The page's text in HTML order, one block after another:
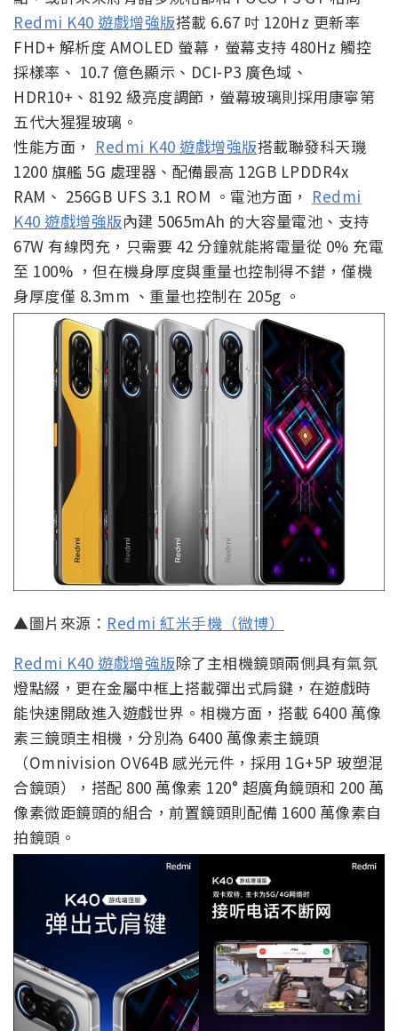
Redmi K40 遊戲增強版搭載 6.67 吋 120Hz 更新率
FHD+ 解析度 AMOLED 螢幕，螢幕支持 480Hz 觸控
採樣率、 10.7 億色顯示、DCI-P3 廣色域、
HDR10+、8192 級亮度調節，螢幕玻璃則採用康寧第
五代大猩猩玻璃。
性能方面， Redmi K40 遊戲增強版搭載聯發科天璣
1200 旗艦 5G 處理器、配備最高 12GB LPDDR4x
RAM、 256GB UFS 3.1 ROM 。電池方面， Redmi
K40 遊戲增強版內建 5065mAh 的大容量電池、支持
67W 有線閃充，只需要 42 分鐘就能將電量從 0% 充電
至 100% ，但在機身厚度與重量也控制得不錯，僅機
身厚度僅 8.3mm 、重量也控制在 205g 。
▲圖片來源： Redmi 紅米手機（微博）
Redmi K40 遊戲增強版除了主相機鏡頭兩側具有氣氛
燈點綴，更在金屬中框上搭載彈出式肩鍵，在遊戲時
能快速開啟進入遊戲世界。相機方面，搭載 6400 萬像
素三鏡頭主相機，分別為 6400 萬像素主鏡頭
（Omnivision OV64B 感光元件，採用 1G+5P 玻塑混
合鏡頭），搭配 800 萬像素 120° 超廣角鏡頭和 200 萬
像素微距鏡頭的組合，前置鏡頭則配備 1600 萬像素自
拍鏡頭。